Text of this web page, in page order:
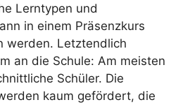
Lerntypen und
in einem Präsenzkurs
werden. Letztendlich
an die Schule: Am meisten
Schüler. Die
kaum gefördert, die